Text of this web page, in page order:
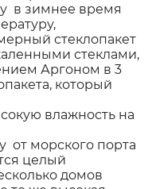
в зимнее время
стеклопакет
стеклами,
Аргоном в 3
который
влажность на
от морского порта
целый
домов